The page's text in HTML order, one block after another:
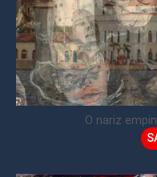
O nariz